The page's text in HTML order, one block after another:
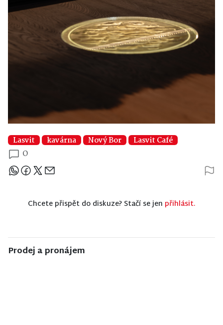
Lasvit kavárna Nový Bor Lasvit Café
0
Sdílejte článek
Chcete přispět do diskuze? Stačí se jen přihlásit.
Prodej a pronájem